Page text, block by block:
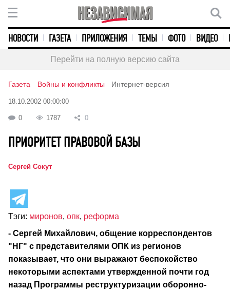
НОВОСТИ ГАЗЕТА ПРИЛОЖЕНИЯ ТЕМЫ ФОТО ВИДЕО
Перейти на полную версию сайта
Газета Войны и конфликты Интернет-версия
18.10.2002 00:00:00
0 1787 0
ПРИОРИТЕТ ПРАВОВОЙ БАЗЫ
Сергей Сокут
Тэги: миронов, опк, реформа
- Сергей Михайлович, общение корреспондентов
"НГ" с представителями ОПК из регионов
показывает, что они выражают беспокойство
некоторыми аспектами утвержденной почти год
назад Программы реструктуризации оборонно-